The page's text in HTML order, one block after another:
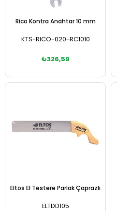
Rico Kontra Anahtar 10 mm
KTS-RICO-020-RC1010
₺326,59
Eltos El Testere Parlak Çaprazlı
ELTDD105